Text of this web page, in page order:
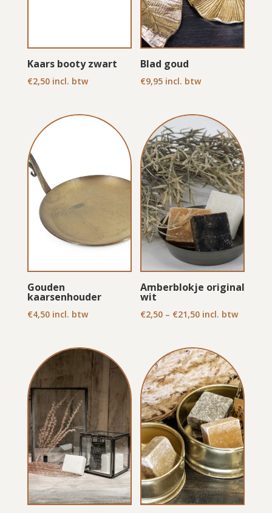
Kaars booty zwart
€2,50 incl. btw
Blad goud
€9,95 incl. btw
Gouden
kaarsenhouder
€4,50 incl. btw
Amberblokje original
wit
€2,50 – €21,50 incl. btw